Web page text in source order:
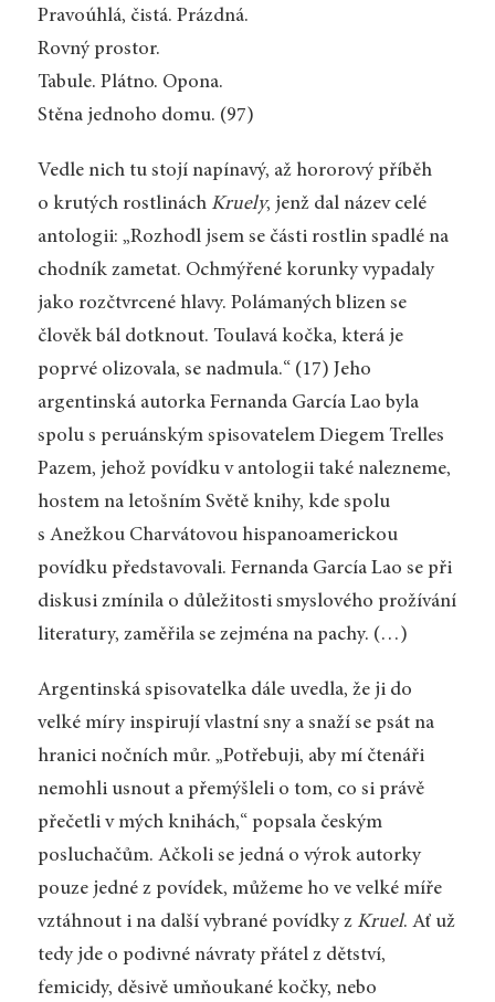
Pravoúhlá, čistá. Prázdná.
Rovný prostor.
Tabule. Plátno. Opona.
Stěna jednoho domu. (97)
Vedle nich tu stojí napínavý, až hororový příběh
o krutých rostlinách Kruely, jenž dal název celé
antologii: „Rozhodl jsem se části rostlin spadlé na
chodník zametat. Ochmýřené korunky vypadaly
jako rozčtvrcené hlavy. Polámaných blizen se
člověk bál dotknout. Toulavá kočka, která je
poprvé olizovala, se nadmula.“ (17) Jeho
argentinská autorka Fernanda García Lao byla
spolu s peruánským spisovatelem Diegem Trelles
Pazem, jehož povídku v antologii také nalezneme,
hostem na letošním Světě knihy, kde spolu
s Anežkou Charvátovou hispanoamerickou
povídku představovali. Fernanda García Lao se při
diskusi zmínila o důležitosti smyslového prožívání
literatury, zaměřila se zejména na pachy. (…)
Argentinská spisovatelka dále uvedla, že ji do
velké míry inspirují vlastní sny a snaží se psát na
hranici nočních můr. „Potřebuji, aby mí čtenáři
nemohli usnout a přemýšleli o tom, co si právě
přečetli v mých knihách,“ popsala českým
posluchačům. Ačkoli se jedná o výrok autorky
pouze jedné z povídek, můžeme ho ve velké míře
vztáhnout i na další vybrané povídky z Kruel. Ať už
tedy jde o podivné návraty přátel z dětství,
femicidy, děsivě umňoukané kočky, nebo